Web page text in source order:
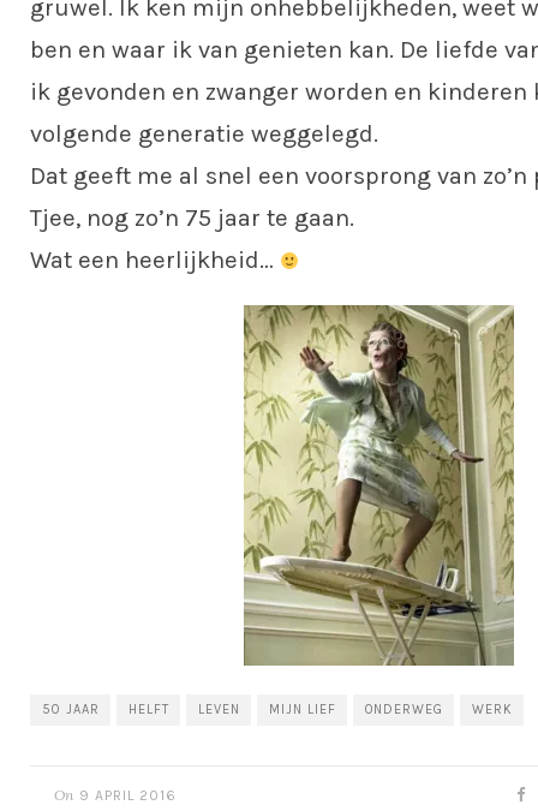
gruwel. Ik ken mijn onhebbelijkheden, weet
ben en waar ik van genieten kan. De liefde
ik gevonden en zwanger worden en
volgende generatie weggelegd.
Dat geeft me al snel een voorsprong van zo’n
Tjee, nog zo’n 75 jaar te gaan.
Wat een heerlijkheid…
50 JAAR HELFT LEVEN MIJN LIEF ONDERWEG WERK
On 9 APRIL 2016